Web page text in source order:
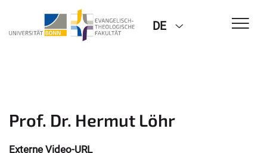
DE
Prof. Dr. Hermut Löhr
Externe Video-URL